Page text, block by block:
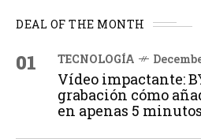
DEAL OF THE MONTH
01 TECNOLOGÍA
Vídeo impactante:
grabación cómo
en apenas 5